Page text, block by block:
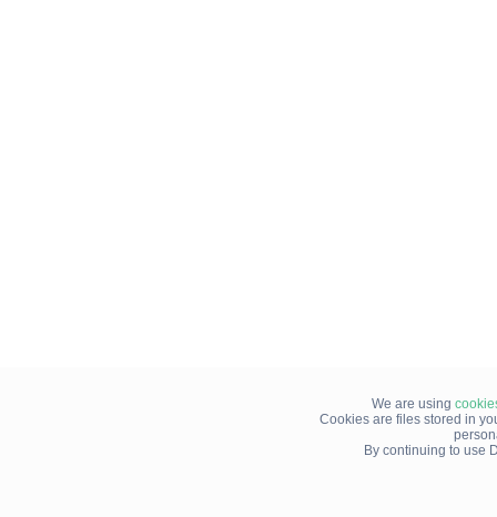
We are using
Cookies are files stored in
By continuing to use